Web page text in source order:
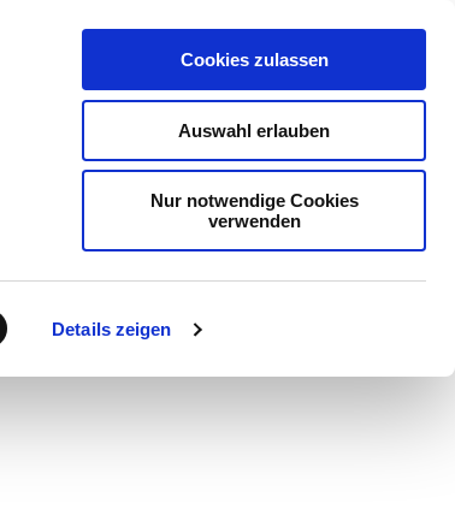
Details zeigen
Cookies zulassen
Auswahl erlauben
Nur notwendige Cookies
verwenden